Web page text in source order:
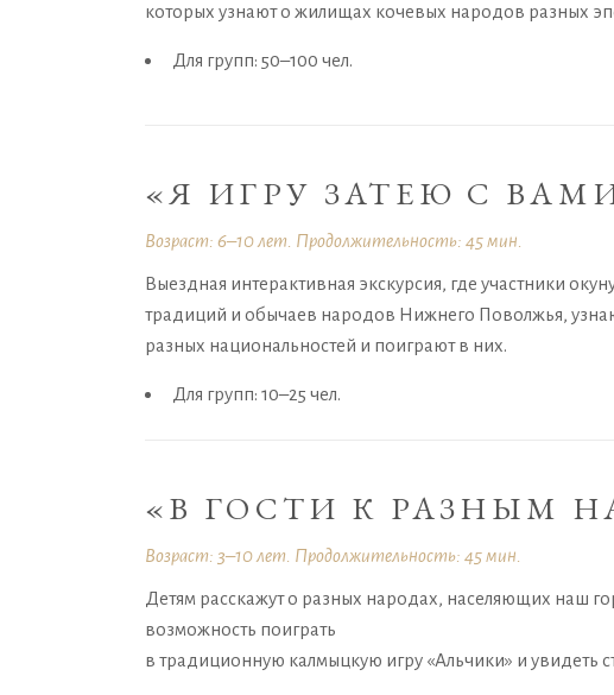
которых узнают о жилищах кочевых народов разных
Для групп: 50–100 чел.
«Я ИГРУ ЗАТЕЮ С
Возраст: 6–10 лет. Продолжительность: 45 мин.
Выездная интерактивная экскурсия, где участники
традиций и обычаев народов Нижнего Поволжья,
разных национальностей и поиграют в них.
Для групп: 10–25 чел.
«В ГОСТИ К РАЗНЫМ
Возраст: 3–10 лет. Продолжительность: 45 мин.
Детям расскажут о разных народах, населяющих наш
возможность поиграть
в традиционную калмыцкую игру «Альчики» и увидеть